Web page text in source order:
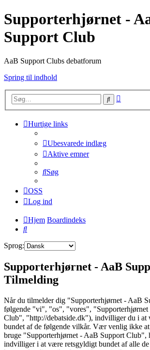
Supporterhjørnet -
Support Club
AaB Support Clubs debatforum
Spring til indhold
Søg
Hurtige links
Ubesvarede indlæg
Aktive emner
Søg
OSS
Log ind
Hjem Boardindeks
Søg
Sprog:
Supporterhjørnet - AaB
Tilmelding
Når du tilmelder dig "Supporterhjørnet - AaB
følgende "vi", "os", "vores", "Supporterhjørnet
Club", "http://debatside.dk"), indvilliger du i at
bundet af de følgende vilkår. Vær venlig ikke
bruge "Supporterhjørnet - AaB Support Club",
indvilliger i at være retsgyldigt bundet af alle